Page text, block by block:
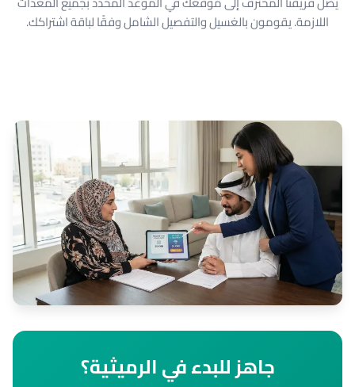
اللازمة. يقومون بالغسيل والتفصيل الشامل وفقًا لباقة اشتراكك.
جاهز للبدء في الرميثية؟